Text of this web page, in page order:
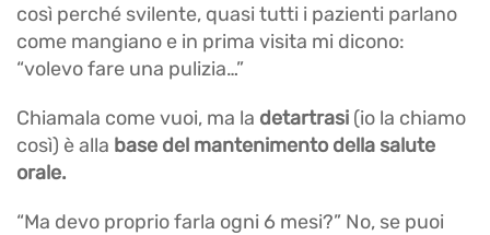
così perché svilente, quasi tutti i pazienti parlano
come mangiano e in prima visita mi dicono:
“volevo fare una pulizia…”
Chiamala come vuoi, ma la detartrasi (io la chiamo
così) è alla base del mantenimento della salute
orale.
“Ma devo proprio farla ogni 6 mesi?” No, se puoi